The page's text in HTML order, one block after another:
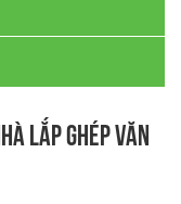
LẮP GHÉP VĂN